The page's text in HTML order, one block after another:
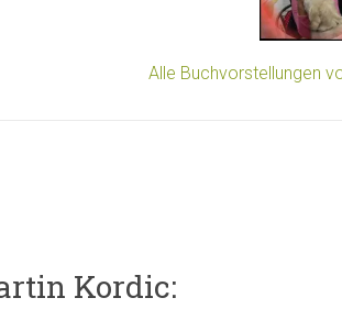
Alle Buchvorstellungen
Kordic: